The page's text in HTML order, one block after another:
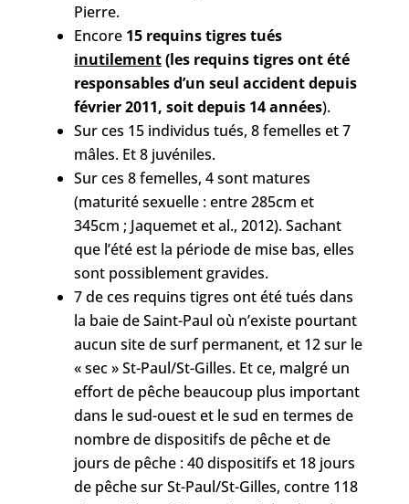
Pierre.
Encore 15 requins tigres tués
inutilement(les requins tigres ont été
responsables d’un seul accident depuis
février 2011, soit depuis 14 années).
Sur ces 15 individus tués, 8 femelles et 7
mâles. Et 8 juvéniles.
Sur ces 8 femelles, 4 sont matures
(maturité sexuelle : entre 285cm et
345cm ; Jaquemet et al., 2012). Sachant
que l’été est la période de mise bas, elles
sont possiblement gravides.
7 de ces requins tigres ont été tués dans
la baie de Saint-Paul où n’existe pourtant
aucun site de surf permanent, et 12 sur le
« sec » St-Paul/St-Gilles. Et ce, malgré un
effort de pêche beaucoup plus important
dans le sud-ouest et le sud en termes de
nombre de dispositifs de pêche et de
jours de pêche : 40 dispositifs et 18 jours
de pêche sur St-Paul/St-Gilles, contre 118